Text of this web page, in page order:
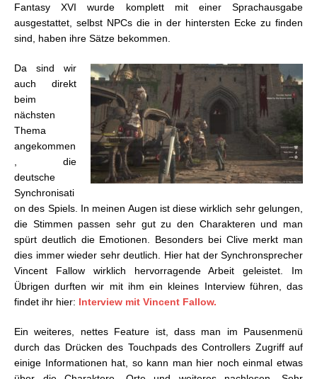
Fantasy XVI wurde komplett mit einer Sprachausgabe
ausgestattet, selbst NPCs die in der hintersten Ecke zu finden
sind, haben ihre Sätze bekommen.
Da sind wir
auch direkt
beim
nächsten
Thema
angekommen
, die
deutsche
Synchronisati
on des Spiels. In meinen Augen ist diese wirklich sehr gelungen,
die Stimmen passen sehr gut zu den Charakteren und man
spürt deutlich die Emotionen. Besonders bei Clive merkt man
dies immer wieder sehr deutlich. Hier hat der Synchronsprecher
Vincent Fallow wirklich hervorragende Arbeit geleistet. Im
Übrigen durften wir mit ihm ein kleines Interview führen, das
findet ihr hier: Interview mit Vincent Fallow.
Ein weiteres, nettes Feature ist, dass man im Pausenmenü
durch das Drücken des Touchpads des Controllers Zugriff auf
einige Informationen hat, so kann man hier noch einmal etwas